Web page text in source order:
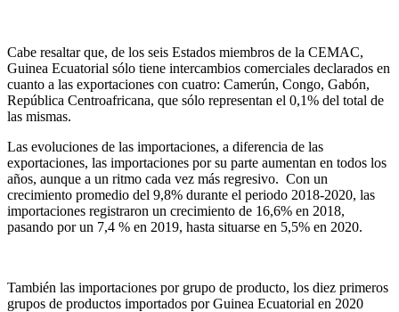
Cabe resaltar que, de los seis Estados miembros de la CEMAC,
Guinea Ecuatorial sólo tiene intercambios comerciales declarados en
cuanto a las exportaciones con cuatro: Camerún, Congo, Gabón,
República Centroafricana, que sólo representan el 0,1% del total de
las mismas.
Las evoluciones de las importaciones, a diferencia de las
exportaciones, las importaciones por su parte aumentan en todos los
años, aunque a un ritmo cada vez más regresivo. Con un
crecimiento promedio del 9,8% durante el periodo 2018-2020, las
importaciones registraron un crecimiento de 16,6% en 2018,
pasando por un 7,4 % en 2019, hasta situarse en 5,5% en 2020.
También las importaciones por grupo de producto, los diez primeros
grupos de productos importados por Guinea Ecuatorial en 2020